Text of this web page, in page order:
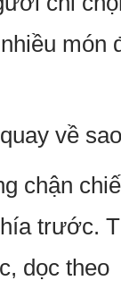
món
về
chận
trước.
dọc theo